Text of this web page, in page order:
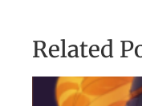
Related